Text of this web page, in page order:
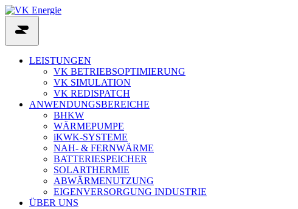
Skip
to
content
LEISTUNGEN
VK BETRIEBSOPTIMIERUNG
VK SIMULATION
VK REDISPATCH
ANWENDUNGSBEREICHE
BHKW
WÄRMEPUMPE
iKWK-SYSTEME
NAH- & FERNWÄRME
BATTERIESPEICHER
SOLARTHERMIE
ABWÄRMENUTZUNG
EIGENVERSORGUNG INDUSTRIE
ÜBER UNS